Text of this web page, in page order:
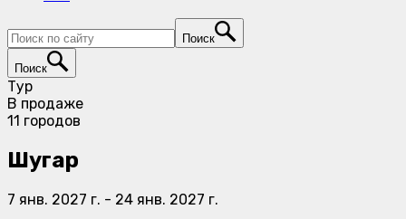
Поиск
Поиск
Тур
В продаже
11 городов
Шугар
7 янв. 2027 г. - 24 янв. 2027 г.